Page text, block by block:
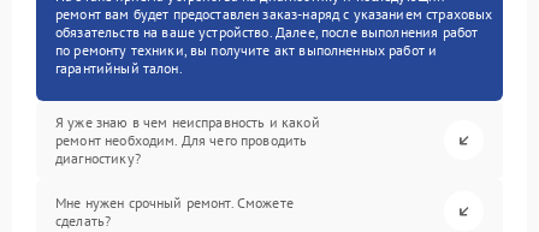
ремонт вам будет предоставлен заказ-наряд с указанием страховых
обязательств на ваше устройство. Далее, после выполнения работ
по ремонту техники, вы получите акт выполненных работ и
гарантийный талон.
Я уже знаю в чем неисправность и какой
ремонт необходим. Для чего проводить
диагностику?
Мне нужен срочный ремонт. Сможете
сделать?